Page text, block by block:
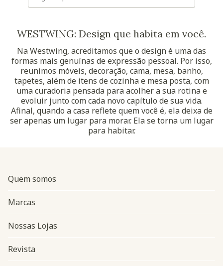
WESTWING: Design que habita em você.
Na Westwing, acreditamos que o design é uma das
formas mais genuínas de expressão pessoal. Por isso,
reunimos móveis, decoração, cama, mesa, banho,
tapetes, além de itens de cozinha e mesa posta, com
uma curadoria pensada para acolher a sua rotina e
evoluir junto com cada novo capítulo de sua vida.
Afinal, quando a casa reflete quem você é, ela deixa de
ser apenas um lugar para morar. Ela se torna um lugar
para habitar.
Quem somos
Marcas
Nossas Lojas
Revista